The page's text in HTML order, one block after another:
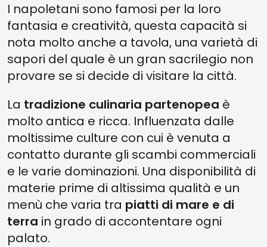
I napoletani sono famosi per la loro
fantasia e creatività, questa capacità si
nota molto anche a tavola, una varietà di
sapori del quale è un gran sacrilegio non
provare se si decide di visitare la città.
La tradizione culinaria partenopea è
molto antica e ricca. Influenzata dalle
moltissime culture con cui è venuta a
contatto durante gli scambi commerciali
e le varie dominazioni. Una disponibilità di
materie prime di altissima qualità e un
menù che varia tra piatti di mare e di
terra in grado di accontentare ogni
palato.